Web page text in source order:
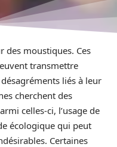
des moustiques. Ces
transmettre
liés à leur
cherchent des
celles-ci, l’usage de
écologique qui peut
Certaines